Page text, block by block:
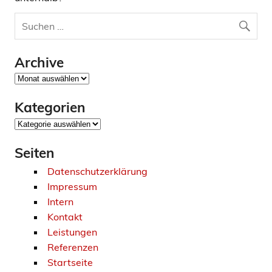
Archive
Archive
Kategorien
Kategorien
Seiten
Datenschutzerklärung
Impressum
Intern
Kontakt
Leistungen
Referenzen
Startseite